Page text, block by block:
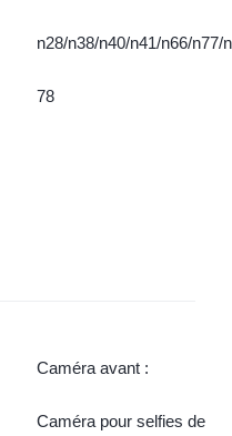
n28/n38/n40/n41/n66/n77/n
78
Caméra avant :
Caméra pour selfies de